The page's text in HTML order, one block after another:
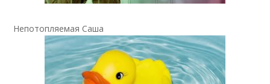
Непотопляемая Саша